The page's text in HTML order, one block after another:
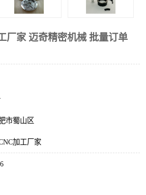
厂家 迈奇精密机械 批量订单
市蜀山区
加工厂家